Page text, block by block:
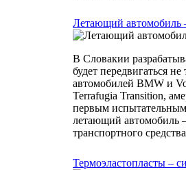
Летающий автомобиль
В Словакии
будет передвигаться
автомобилей BMW и
Terrafugia Transition,
первым
летающий автомобиль
транспортного
Термоэластопласты –